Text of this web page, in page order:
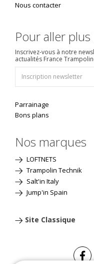
Nous contacter
Pour aller plus
Inscrivez-vous à notre
actualités France
Parrainage
Bons plans
Nos marques
LOFTNETS
Trampolin Technik
Salt'in Italy
Jump'in Spain
Site Classique